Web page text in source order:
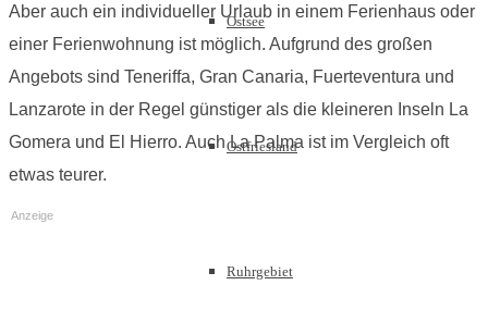
Ostsee
Ostfriesland
Ruhrgebiet
Aber auch ein individueller Urlaub in einem Ferienhaus oder
einer Ferienwohnung ist möglich. Aufgrund des großen
Angebots sind Teneriffa, Gran Canaria, Fuerteventura und
Lanzarote in der Regel günstiger als die kleineren Inseln La
Gomera und El Hierro. Auch La Palma ist im Vergleich oft
etwas teurer.
Anzeige